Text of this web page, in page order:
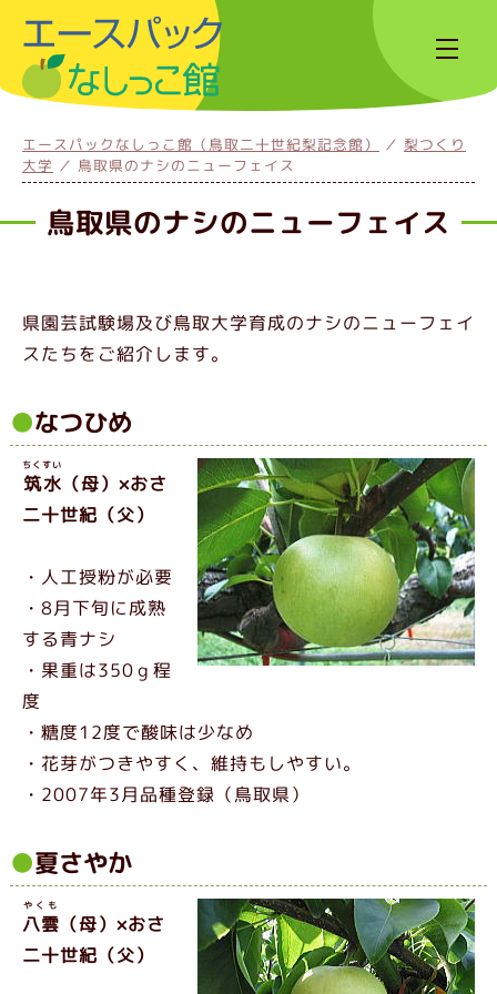
エースパックなしっこ館（鳥取二十世紀梨記念館）
梨つくり
大学
鳥取県のナシのニューフェイス
鳥取県のナシのニューフェイス
県園芸試験場及び鳥取大学育成のナシのニューフェイ
スたちをご紹介します。
なつひめ
筑水
ちくすい
（母）×おさ
二十世紀（父）
・人工授粉が必要
・8月下旬に成熟
する青ナシ
・果重は350ｇ程
度
・糖度12度で酸味は少なめ
・花芽がつきやすく、維持もしやすい。
・2007年3月品種登録（鳥取県）
夏さやか
八雲
やくも
（母）×おさ
二十世紀（父）